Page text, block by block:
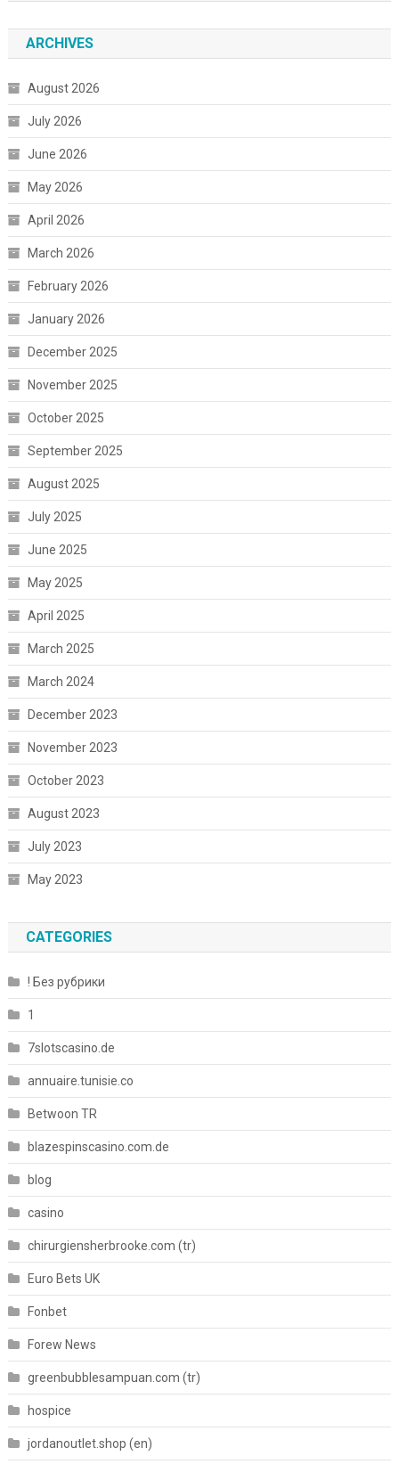
ARCHIVES
August 2026
July 2026
June 2026
May 2026
April 2026
March 2026
February 2026
January 2026
December 2025
November 2025
October 2025
September 2025
August 2025
July 2025
June 2025
May 2025
April 2025
March 2025
March 2024
December 2023
November 2023
October 2023
August 2023
July 2023
May 2023
CATEGORIES
! Без рубрики
1
7slotscasino.de
annuaire.tunisie.co
Betwoon TR
blazespinscasino.com.de
blog
casino
chirurgiensherbrooke.com (tr)
Euro Bets UK
Fonbet
Forew News
greenbubblesampuan.com (tr)
hospice
jordanoutlet.shop (en)